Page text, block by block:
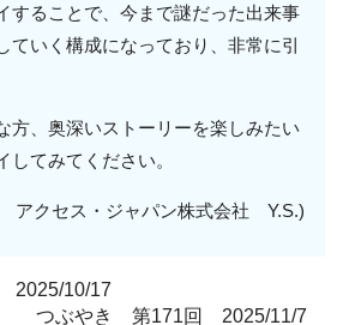
することで、今まで謎だった出来事
ていく構成になっており、非常に引
方、奥深いストーリーを楽しみたい
てみてください。
アクセス・ジャパン株式会社 Y.S.)
10/17
つぶやき 第171回 2025/11/7